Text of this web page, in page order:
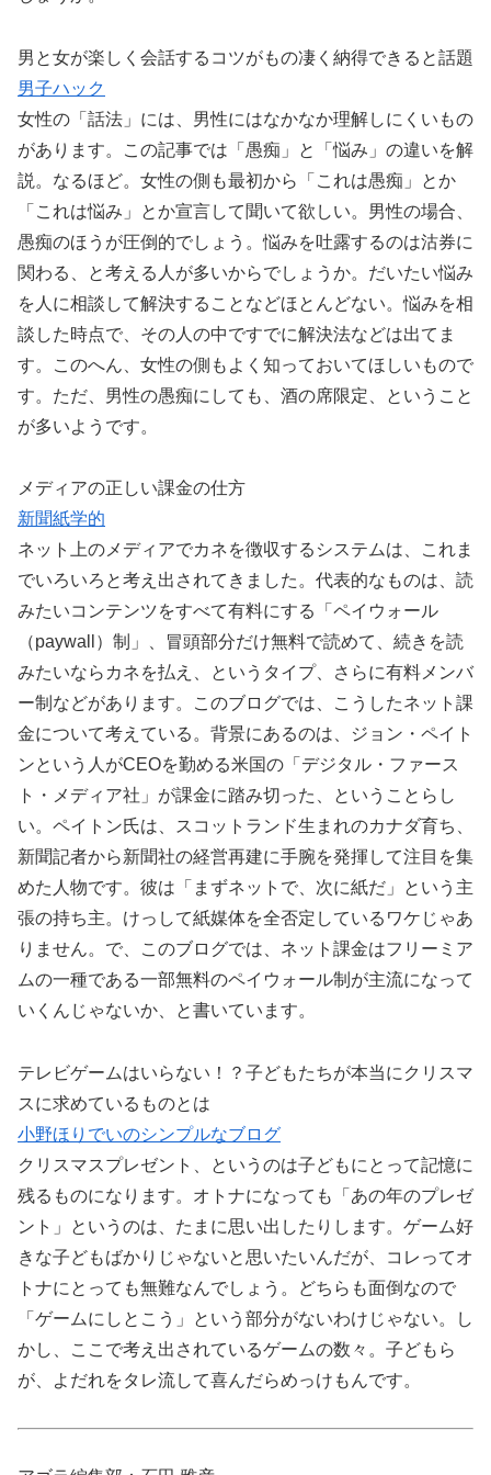
男と女が楽しく会話するコツがもの凄く納得できると話題
男子ハック
女性の「話法」には、男性にはなかなか理解しにくいもの
があります。この記事では「愚痴」と「悩み」の違いを解
説。なるほど。女性の側も最初から「これは愚痴」とか
「これは悩み」とか宣言して聞いて欲しい。男性の場合、
愚痴のほうが圧倒的でしょう。悩みを吐露するのは沽券に
関わる、と考える人が多いからでしょうか。だいたい悩み
を人に相談して解決することなどほとんどない。悩みを相
談した時点で、その人の中ですでに解決法などは出てま
す。このへん、女性の側もよく知っておいてほしいもので
す。ただ、男性の愚痴にしても、酒の席限定、ということ
が多いようです。
メディアの正しい課金の仕方
新聞紙学的
ネット上のメディアでカネを徴収するシステムは、これま
でいろいろと考え出されてきました。代表的なものは、読
みたいコンテンツをすべて有料にする「ペイウォール
（paywall）制」、冒頭部分だけ無料で読めて、続きを読
みたいならカネを払え、というタイプ、さらに有料メンバ
ー制などがあります。このブログでは、こうしたネット課
金について考えている。背景にあるのは、ジョン・ペイト
ンという人がCEOを勤める米国の「デジタル・ファース
ト・メディア社」が課金に踏み切った、ということらし
い。ペイトン氏は、スコットランド生まれのカナダ育ち、
新聞記者から新聞社の経営再建に手腕を発揮して注目を集
めた人物です。彼は「まずネットで、次に紙だ」という主
張の持ち主。けっして紙媒体を全否定しているワケじゃあ
りません。で、このブログでは、ネット課金はフリーミア
ムの一種である一部無料のペイウォール制が主流になって
いくんじゃないか、と書いています。
テレビゲームはいらない！？子どもたちが本当にクリスマ
スに求めているものとは
小野ほりでいのシンプルなブログ
クリスマスプレゼント、というのは子どもにとって記憶に
残るものになります。オトナになっても「あの年のプレゼ
ント」というのは、たまに思い出したりします。ゲーム好
きな子どもばかりじゃないと思いたいんだが、コレってオ
トナにとっても無難なんでしょう。どちらも面倒なので
「ゲームにしとこう」という部分がないわけじゃない。し
かし、ここで考え出されているゲームの数々。子どもら
が、よだれをタレ流して喜んだらめっけもんです。